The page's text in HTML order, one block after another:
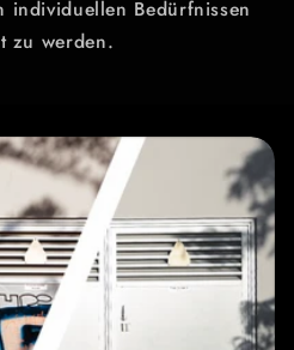
individuellen Bedürfnissen
zu werden.